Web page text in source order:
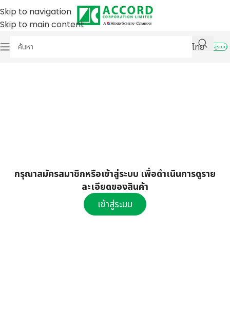
Skip to navigation
Skip to main content
ไทย
เข้าสู่ระบบ
กรุณาสมัครสมาชิกหรือเข้าสู่ระบบ เพื่อดำเนินการดูราย
ละเอียดของสินค้า
เข้าสู่ระบบ